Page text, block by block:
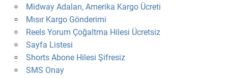
Midway Adaları, Amerika Kargo Ücreti
Mısır Kargo Gönderimi
Reels Yorum Çoğaltma Hilesi Ücretsiz
Sayfa Listesi
Shorts Abone Hilesi Şifresiz
SMS Onay